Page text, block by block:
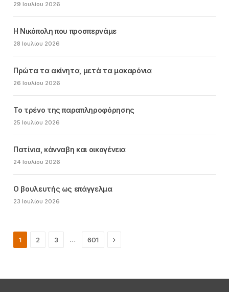
29 Ιουλίου 2026
Η Νικόπολη που προσπερνάμε
28 Ιουλίου 2026
Πρώτα τα ακίνητα, μετά τα μακαρόνια
26 Ιουλίου 2026
Το τρένο της παραπληροφόρησης
25 Ιουλίου 2026
Πατίνια, κάνναβη και οικογένεια
24 Ιουλίου 2026
Ο βουλευτής ως επάγγελμα
23 Ιουλίου 2026
1 2 3 … 601 Next